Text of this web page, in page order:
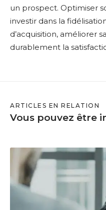
un prospect. Optimiser
investir dans la
d’acquisition, améliorer
durablement la
ARTICLES EN RELATION
Vous pouvez être
M